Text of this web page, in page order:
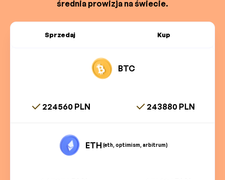
średnia prowizja na świecie.
Sprzedaj Kup
BTC
224560 PLN 243880 PLN
ETH (eth, optimism, arbitrum)